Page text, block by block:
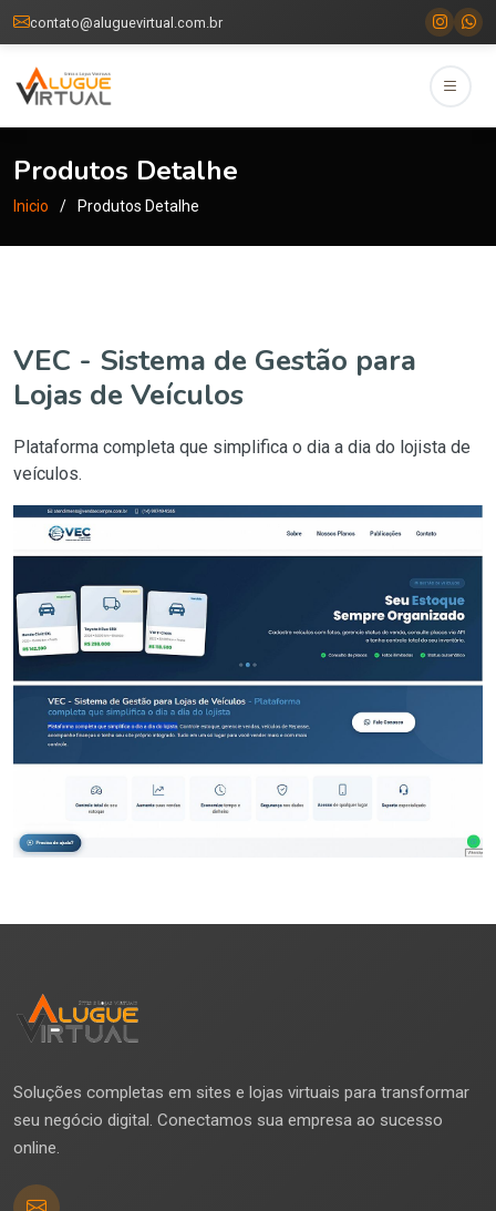
contato@aluguevirtual.com.br
Produtos Detalhe
Inicio Produtos Detalhe
VEC - Sistema de Gestão para
Lojas de Veículos
Plataforma completa que simplifica o dia a dia do lojista de
veículos.
Soluções completas em sites e lojas virtuais para transformar
seu negócio digital. Conectamos sua empresa ao sucesso
online.